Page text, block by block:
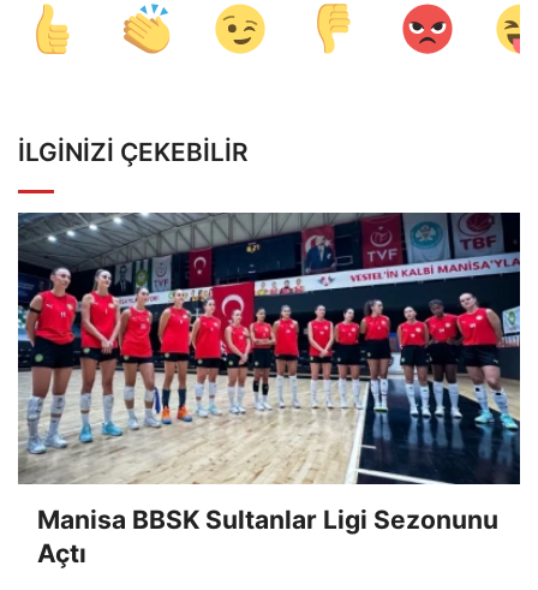
İLGINIZI ÇEKEBILIR
Manisa BBSK Sultanlar Ligi Sezonunu
Açtı